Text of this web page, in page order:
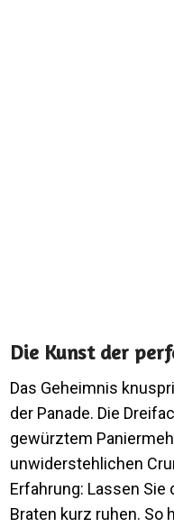
Die Kunst der
Das Geheimnis
der Panade. Die
gewürztem
unwiderstehlichen
Erfahrung: Lassen
Braten kurz ruhen. So